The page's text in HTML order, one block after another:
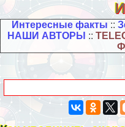
Интересные факты ::
НАШИ АВТОРЫ ::